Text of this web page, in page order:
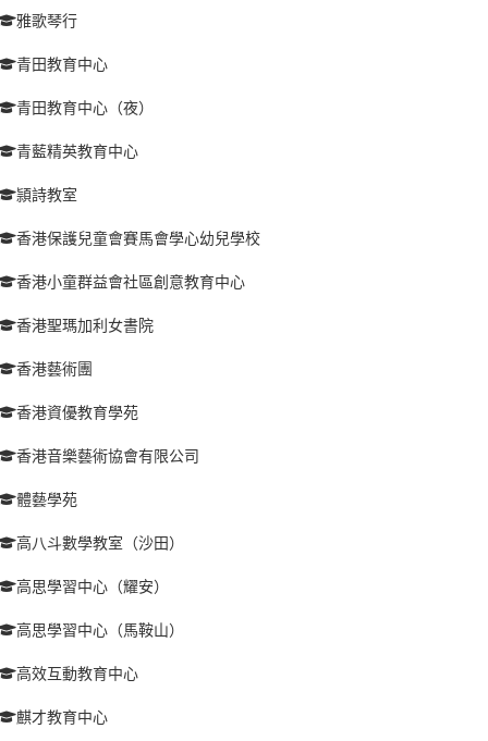
雅歌琴行
青田教育中心
青田教育中心（夜）
青藍精英教育中心
頴詩教室
香港保護兒童會賽馬會學心幼兒學校
香港小童群益會社區創意教育中心
香港聖瑪加利女書院
香港藝術團
香港資優教育學苑
香港音樂藝術協會有限公司
體藝學苑
高八斗數學教室（沙田）
高思學習中心（耀安）
高思學習中心（馬鞍山）
高效互動教育中心
麒才教育中心